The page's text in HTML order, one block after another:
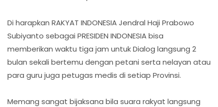
Di harapkan RAKYAT INDONESIA Jendral Haji Prabowo
Subiyanto sebagai PRESIDEN INDONESIA bisa
memberikan waktu tiga jam untuk Dialog langsung 2
bulan sekali bertemu dengan petani serta nelayan atau
para guru juga petugas medis di setiap Provinsi.
Memang sangat bijaksana bila suara rakyat langsung